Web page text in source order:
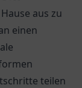
aus zu
einen
teilen